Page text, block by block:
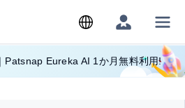
Patsnap Eureka AI 1か月無料利用!